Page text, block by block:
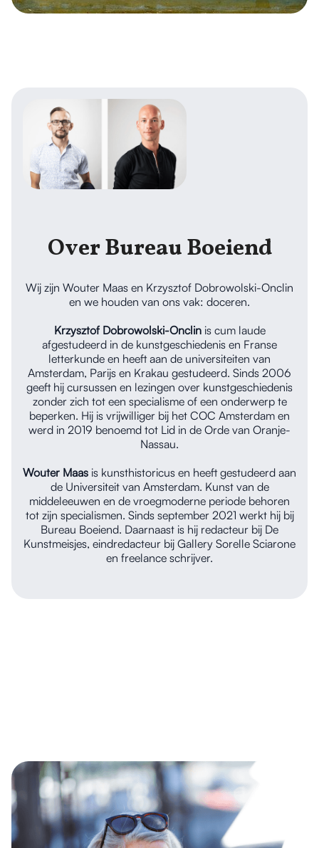
Over Bureau Boeiend
Wij zijn Wouter Maas en Krzysztof Dobrowolski-Onclin
en we houden van ons vak: doceren.
Krzysztof Dobrowolski-Onclinis cum laude
afgestudeerd in de kunstgeschiedenis en Franse
letterkunde en heeft aan de universiteiten van
Amsterdam, Parijs en Krakau gestudeerd. Sinds 2006
geeft hij cursussen en lezingen over kunstgeschiedenis
zonder zich tot een specialisme of een onderwerp te
beperken. Hij is vrijwilliger bij het COC Amsterdam en
werd in 2019 benoemd tot Lid in de Orde van Oranje-
Nassau.
Wouter Maas is kunsthistoricus en heeft gestudeerd aan
de Universiteit van Amsterdam. Kunst van de
middeleeuwen en de vroegmoderne periode behoren
tot zijn specialismen. Sinds september 2021 werkt hij bij
Bureau Boeiend. Daarnaast is hij redacteur bij De
Kunstmeisjes, eindredacteur bij Gallery Sorelle Sciarone
en freelance schrijver.